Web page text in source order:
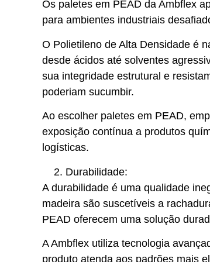
Os paletes em PEAD da Ambflex
para ambientes industriais
O Polietileno de Alta Densidade é
desde ácidos até solventes
sua integridade estrutural e
poderiam sucumbir.
Ao escolher paletes em PEAD,
exposição contínua a produtos
logísticas.
Durabilidade:
A durabilidade é uma qualidade
madeira são suscetíveis a
PEAD oferecem uma solução
A Ambflex utiliza tecnologia
produto atenda aos padrões mais